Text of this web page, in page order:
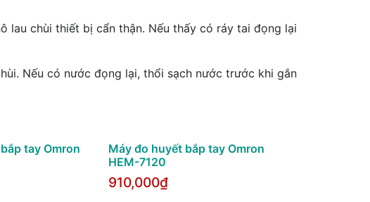
lau chùi thiết bị cẩn thận. Nếu thấy có ráy tai đọng lại
Nếu có nước đọng lại, thổi sạch nước trước khi gắn
tay Omron
Máy đo huyết bắp tay Omron
HEM-7120
910,000₫